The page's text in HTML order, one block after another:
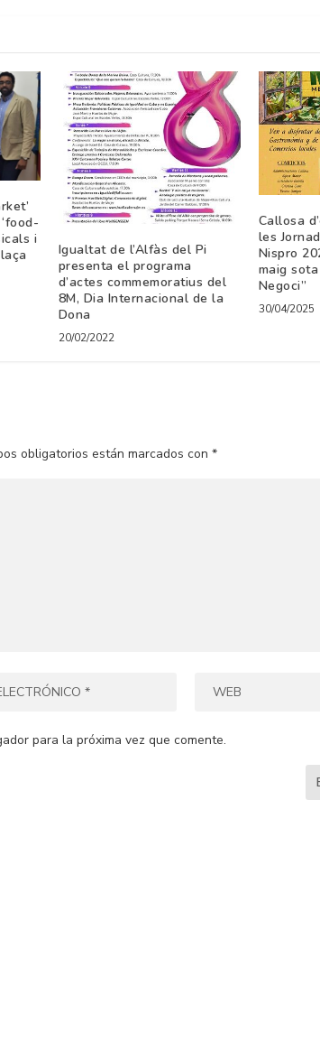
i
Igualtat de l’Alfàs del Pi
presenta el programa
d’actes commemoratius del
8M, Dia Internacional de la
Dona
20/02/2022
Callosa
les
Nispro
maig
Negoci”
30/04/2025
obligatorios están marcados con*
para la próxima vez que comente.